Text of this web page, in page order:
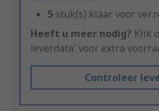
5 stuk(s) klaar voor
Heeft u meer nodig? Klik
leverdata' voor extra
Controleer